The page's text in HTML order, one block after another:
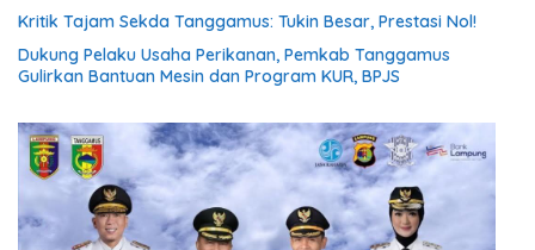
Kritik Tajam Sekda Tanggamus: Tukin Besar, Prestasi Nol!
Dukung Pelaku Usaha Perikanan, Pemkab Tanggamus
Gulirkan Bantuan Mesin dan Program KUR, BPJS